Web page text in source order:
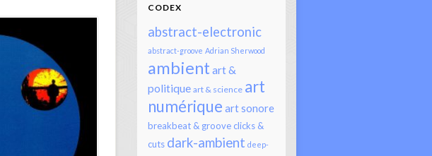
CODEX
abstract-electronic
abstract-groove Adrian Sherwood
ambient art &
politique art & science art
numérique art sonore
breakbeat & groove clicks &
cuts dark-ambient deep-